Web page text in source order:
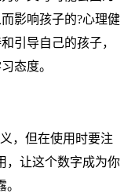
影响孩子的?心理健
引导自己的孩子，
态度。
，但在使用时要注
，让这个数字成为你